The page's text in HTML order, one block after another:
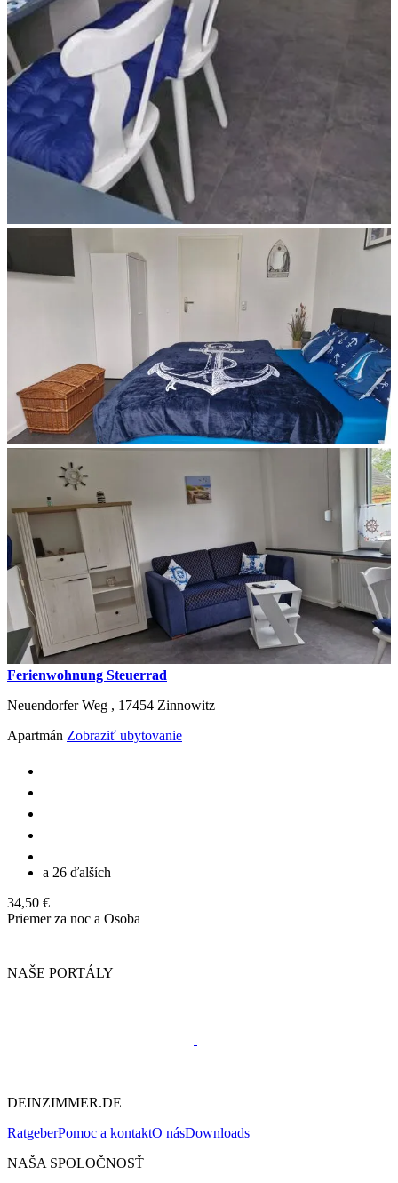
Ferienwohnung Steuerrad
Neuendorfer Weg , 17454 Zinnowitz
Apartmán Zobraziť ubytovanie
a 26 ďalších
34,50 €
Priemer za noc a Osoba
NAŠE PORTÁLY
DEINZIMMER.DE
RatgeberPomoc a kontaktO násDownloads
NAŠA SPOLOČNOSŤ